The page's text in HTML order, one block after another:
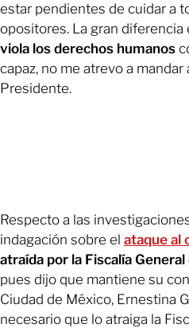
estar pendientes de cuidar a
opositores. La gran diferencia
viola los derechos humanos
capaz, no me atrevo a mandar
Presidente.
Respecto a las
indagación sobre el ataque al
atraída por la Fiscalía General
pues dijo que mantiene su
Ciudad de México, Ernestina
necesario que lo atraiga la